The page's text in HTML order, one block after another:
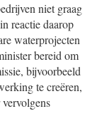
niet graag
reactie daarop
waterprojecten
bereid om
bijvoorbeeld
te creëren,